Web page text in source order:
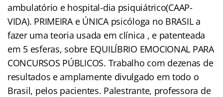
ambulatório e hospital-dia psiquiátrico(CAAP-
VIDA). PRIMEIRA e ÚNICA psicóloga no BRASIL a
fazer uma teoria usada em clínica , e patenteada
em 5 esferas, sobre EQUILÍBRIO EMOCIONAL PARA
CONCURSOS PÚBLICOS. Trabalho com dezenas de
resultados e amplamente divulgado em todo o
Brasil, pelos pacientes. Palestrante, professora de